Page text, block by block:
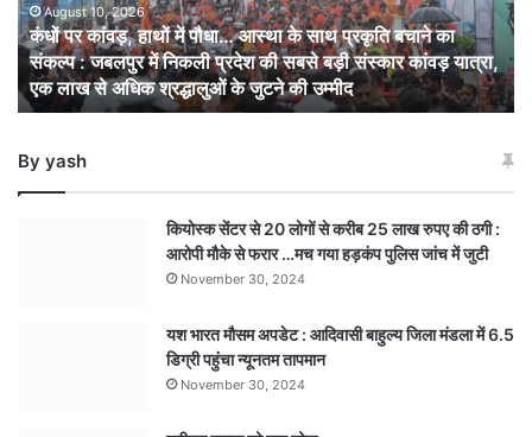
आस्था
के
साथ
प्रकृति
बचाने
संकल्प
August 10, 2026
कंधों पर कांवड़, हाथों में पौधा… आस्था के साथ प्रकृति बचाने का
संकल्प : जबलपुर में निकली प्रदेश की सबसे बड़ी संस्कार कांवड़ यात्रा,
एक लाख से अधिक श्रद्धालुओं के जुटने की उम्मीद
By yash
कियोस्क सेंटर से 20 लोगों से करीब 25 लाख रुपए की ठगी :
आरोपी मौके से फरार …मच गया हड़कंप पुलिस जांच में जुटी
November 30, 2024
यश भारत मौसम अपडेट : आदिवासी बाहुल्य जिला मंडला में 6.5
डिग्री पहुंचा न्यूनतम तापमान
November 30, 2024